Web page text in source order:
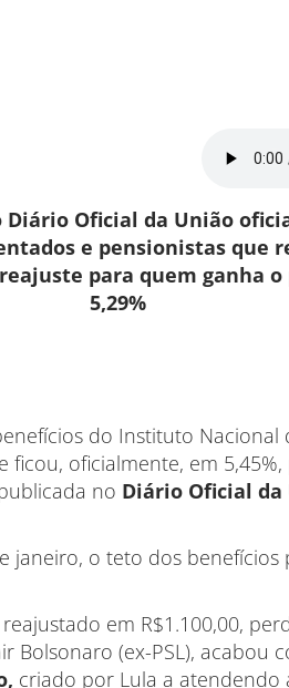
Oficial da União
e pensionistas que
para quem ganha o
5,29%
do Instituto Nacional
oficialmente, em
no Diário Oficial da
janeiro, o teto dos benefícios
em R$1.100,00,
Bolsonaro (ex-PSL), acabou
criado por Lula a atendendo